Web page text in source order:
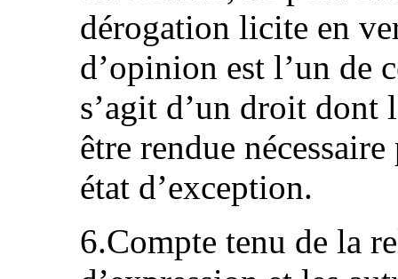
dérogation licite en
d’opinion est l’un de
s’agit d’un droit dont
être rendue
état d’exception.
6.Compte tenu de la